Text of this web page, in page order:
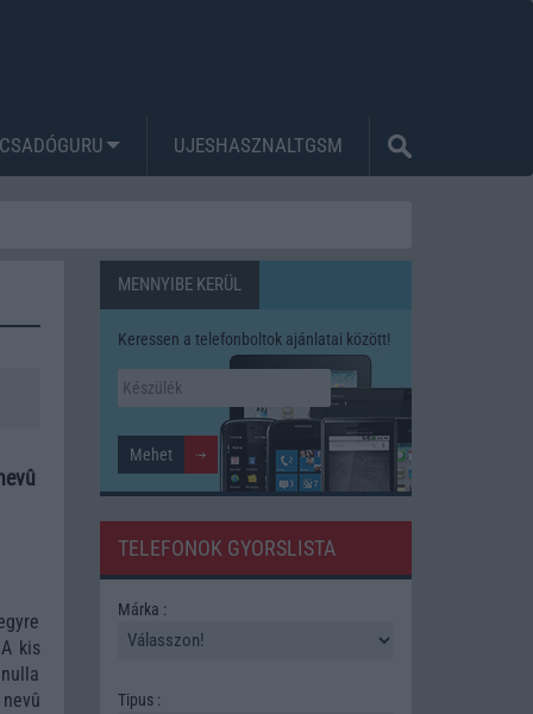
UJESHASZNALTGSM
kis
MENNYIBE KERÜL
Keressen a telefonboltok ajánlatai között!
TELEFONOK GYORSLISTA
Márka :
Tipus :